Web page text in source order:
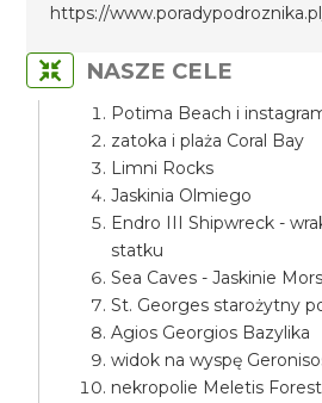
https://
NASZE CELE
Potima Beach i
zatoka i plaża Coral Bay
Limni Rocks
Jaskinia Olmiego
Endro III Shipwreck -
statku
Sea Caves - Jaskinie
St. Georges starożytny
Agios Georgios Bazylika
widok na wyspę
nekropolie Meletis